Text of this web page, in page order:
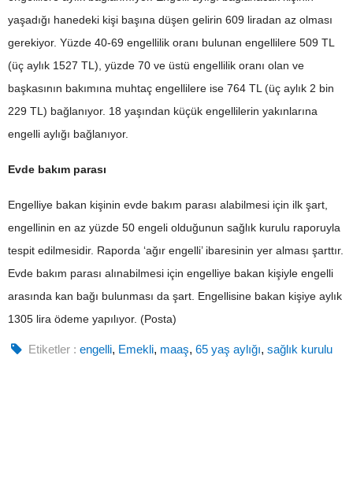
yaşadığı hanedeki kişi başına düşen gelirin 609 liradan az olması
gerekiyor. Yüzde 40-69 engellilik oranı bulunan engellilere 509 TL
(üç aylık 1527 TL), yüzde 70 ve üstü engellilik oranı olan ve
başkasının bakımına muhtaç engellilere ise 764 TL (üç aylık 2 bin
229 TL) bağlanıyor. 18 yaşından küçük engellilerin yakınlarına
engelli aylığı bağlanıyor.
Evde bakım parası
Engelliye bakan kişinin evde bakım parası alabilmesi için ilk şart,
engellinin en az yüzde 50 engeli olduğunun sağlık kurulu raporuyla
tespit edilmesidir. Raporda ‘ağır engelli’ ibaresinin yer alması şarttır.
Evde bakım parası alınabilmesi için engelliye bakan kişiyle engelli
arasında kan bağı bulunması da şart. Engellisine bakan kişiye aylık
1305 lira ödeme yapılıyor. (Posta)
Etiketler : engelli, Emekli, maaş,65 yaş aylığı,sağlık kurulu